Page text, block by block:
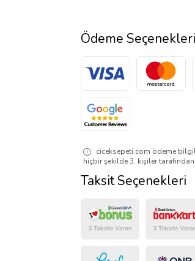
Ödeme Seçenekleri
ciceksepeti.com ödeme
hiçbir şekilde 3. kişiler
Taksit Seçenekleri